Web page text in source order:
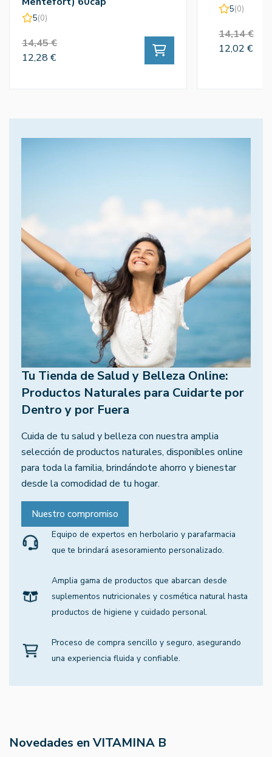
5(0)
14,45 €
12,28 €
5(0)
14,14 €
12,02 €
Tu Tienda de Salud y Belleza Online:
Productos Naturales para Cuidarte por
Dentro y por Fuera
Cuida de tu salud y belleza con nuestra amplia
selección de productos naturales, disponibles online
para toda la familia, brindándote ahorro y bienestar
desde la comodidad de tu hogar.
Nuestro compromiso
Equipo de expertos en herbolario y parafarmacia
que te brindará asesoramiento personalizado.
Amplia gama de productos que abarcan desde
suplementos nutricionales y cosmética natural hasta
productos de higiene y cuidado personal.
Proceso de compra sencillo y seguro, asegurando
una experiencia fluida y confiable.
Novedades en VITAMINA B